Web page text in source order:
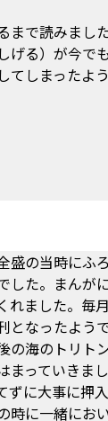
まで読みました
げる）が今で
てしまったよ
盛の当時にふ
した。まんが
れました。毎
となったよう
の海のトリト
っていきまし
ずに大事に押
時に一緒にお